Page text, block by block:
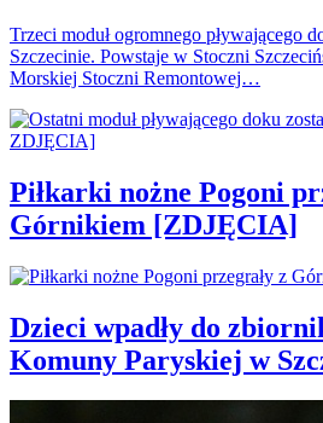
Trzeci moduł ogromnego pływającego
Szczecinie. Powstaje w Stoczni
Morskiej Stoczni Remontowej…
Piłkarki nożne Pogoni
Górnikiem [ZDJĘCIA]
Dzieci wpadły do
Komuny Paryskiej w